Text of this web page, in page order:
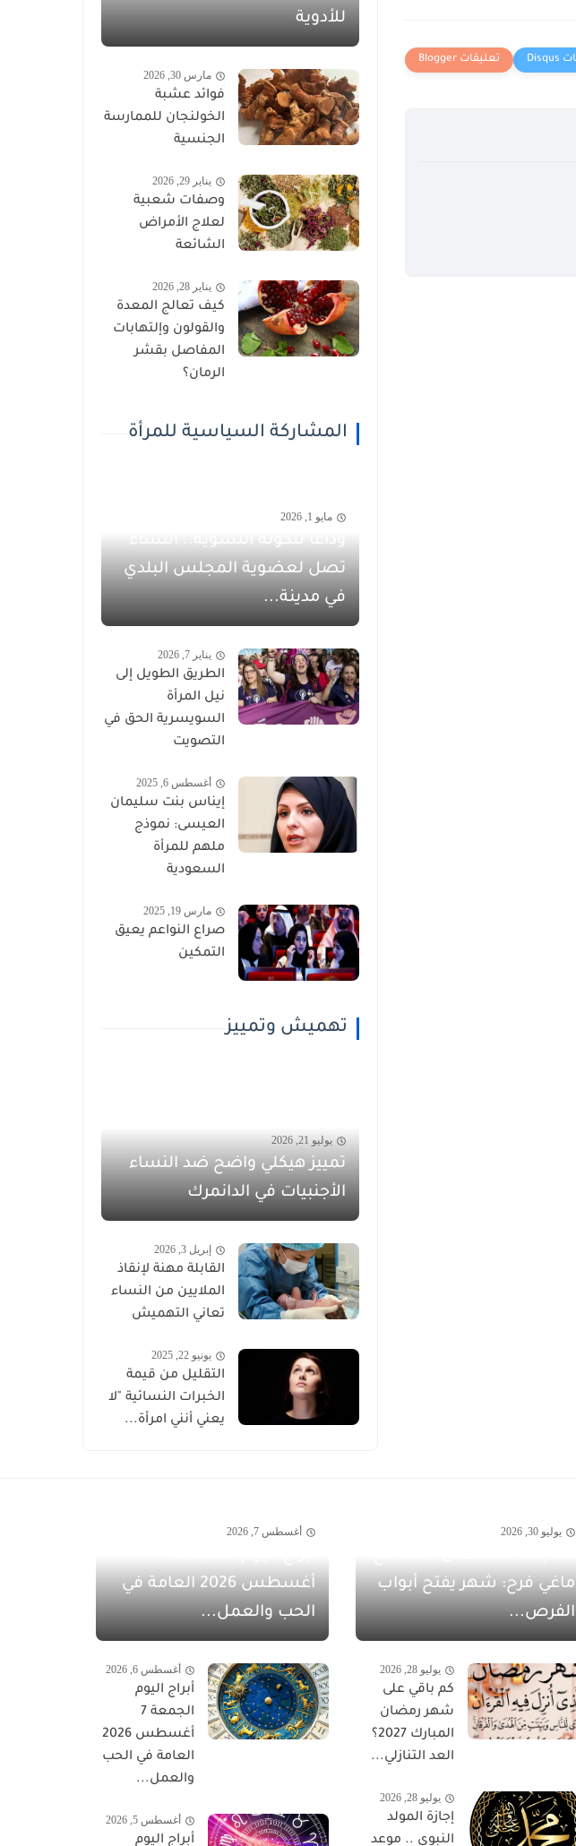
للأدوية
مارس 30, 2026
فوائد عشبة
الخولنجان للممارسة
الجنسية
يناير 29, 2026
وصفات شعبية
لعلاج الأمراض
الشائعة
يناير 28, 2026
كيف تعالج المعدة
والقولون وإلتهابات
المفاصل بقشر
الرمان؟
المشاركة السياسية للمرأة
مايو 1, 2026
وداعاً للكوتة النسوية.. النساء
تصل لعضوية المجلس البلدي
في مدينة...
يناير 7, 2026
الطريق الطويل إلى
نيل المرأة
السويسرية الحق في
التصويت
أغسطس 6, 2025
إيناس بنت سليمان
العيسى: نموذج
ملهم للمرأة
السعودية
مارس 19, 2025
صراع النواعم يعيق
التمكين
تهميش وتمييز
يوليو 21, 2026
تمييز هيكلي واضح ضد النساء
الأجنبيات في الدانمرك
إبريل 3, 2026
القابلة مهنة لإنقاذ
الملايين من النساء
تعاني التهميش
يونيو 22, 2025
التقليل من قيمة
الخبرات النسائية "لا
يعني أنني امرأة...
يوليو 30, 2026
ماغي فرح: شهر يفتح أبواب
الفرص...
يوليو 28, 2026
كم باقي على
شهر رمضان
المبارك 2027؟
العد التنازلي...
يوليو 28, 2026
إجازة المولد
النبوي .. موعد
أغسطس 7, 2026
أغسطس 2026 العامة في
الحب والعمل...
أغسطس 6, 2026
أبراج اليوم
الجمعة 7
أغسطس 2026
العامة في الحب
والعمل...
أغسطس 5, 2026
أبراج اليوم